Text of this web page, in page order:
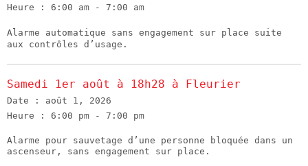
Heure : 6:00 am - 7:00 am
Alarme automatique sans engagement sur place suite
aux contrôles d’usage.
Samedi 1er août à 18h28 à Fleurier
Date : août 1, 2026
Heure : 6:00 pm - 7:00 pm
Alarme pour sauvetage d’une personne bloquée dans un
ascenseur, sans engagement sur place.